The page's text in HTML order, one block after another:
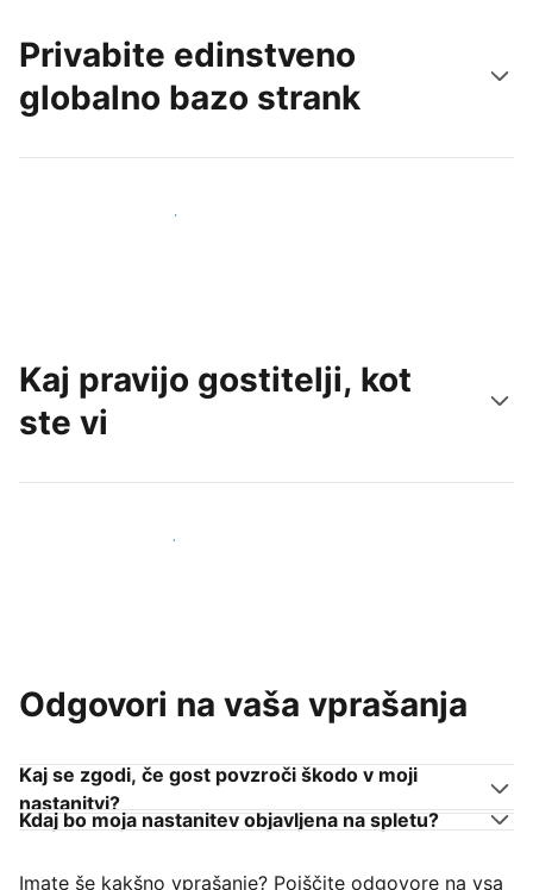
Privabite edinstveno
globalno bazo strank
Pridobite nove goste še danes
Kaj pravijo gostitelji, kot
ste vi
Pridruži se drugim gostiteljem
Odgovori na vaša vprašanja
Kaj se zgodi, če gost povzroči škodo v moji
nastanitvi?
Kdaj bo moja nastanitev objavljena na spletu?
Imate še kakšno vprašanje? Poiščite odgovore na vsa